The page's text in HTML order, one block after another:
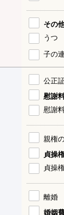
その
うつ
子の
公正
慰謝
慰謝
親権
貞操
貞操
離婚
婚姻